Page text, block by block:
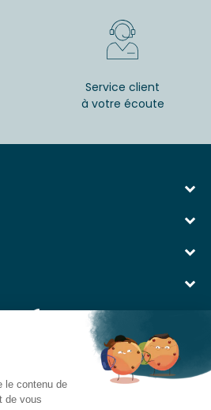
Service client
à votre écoute
pour la santé. À consommer avec
le contenu de
de vous